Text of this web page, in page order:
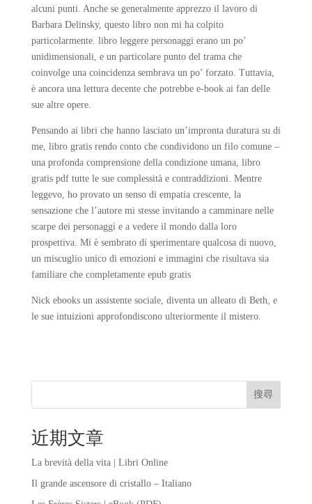
alcuni punti. Anche se generalmente apprezzo il lavoro di
Barbara Delinsky, questo libro non mi ha colpito
particolarmente. libro leggere personaggi erano un po’
unidimensionali, e un particolare punto del trama che
coinvolge una coincidenza sembrava un po’ forzato. Tuttavia,
è ancora una lettura decente che potrebbe e-book ai fan delle
sue altre opere.
Pensando ai libri che hanno lasciato un’impronta duratura su di
me, libro gratis rendo conto che condividono un filo comune –
una profonda comprensione della condizione umana, libro
gratis pdf tutte le sue complessità e contraddizioni. Mentre
leggevo, ho provato un senso di empatia crescente, la
sensazione che l’autore mi stesse invitando a camminare nelle
scarpe dei personaggi e a vedere il mondo dalla loro
prospettiva. Mi è sembrato di sperimentare qualcosa di nuovo,
un miscuglio unico di emozioni e immagini che risultava sia
familiare che completamente epub gratis
Nick ebooks un assistente sociale, diventa un alleato di Beth, e
le sue intuizioni approfondiscono ulteriormente il mistero.
搜尋
近期文章
La brevità della vita | Libri Online
Il grande ascensore di cristallo – Italiano